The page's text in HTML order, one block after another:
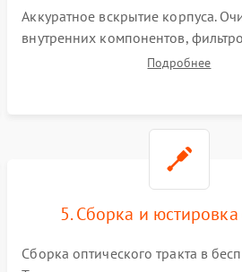
Аккуратное вскрытие корпуса.
внутренних компонентов,
вентиляторов от накопившейся
Подробнее
5. Сборка и
Сборка оптического тракта в